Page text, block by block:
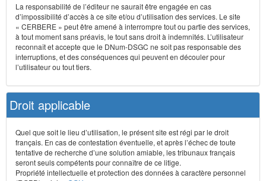
La responsabilité de l’éditeur ne saurait être engagée en cas
d’impossibilité d’accès à ce site et/ou d’utilisation des services. Le site
« CERBERE » peut être amené à interrompre tout ou partie des services,
à tout moment sans préavis, le tout sans droit à indemnités. L’utilisateur
reconnaît et accepte que le DNum-DSGC ne soit pas responsable des
interruptions, et des conséquences qui peuvent en découler pour
l’utilisateur ou tout tiers.
Droit applicable
Quel que soit le lieu d’utilisation, le présent site est régi par le droit
français. En cas de contestation éventuelle, et après l’échec de toute
tentative de recherche d’une solution amiable, les tribunaux français
seront seuls compétents pour connaître de ce litige.
Propriété intellectuelle et protection des données à caractère personnel